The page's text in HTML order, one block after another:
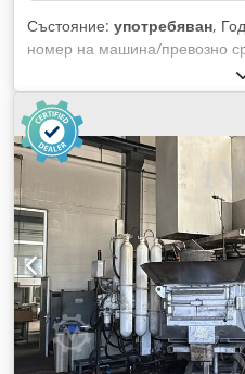
Състояние: употребяван,
номер на машина/превозно
затваряне: 13 000 kN, общо
със спрей устройство
излишни ръбове REIS TKP3,
на производство: 2004,
REIS V60, сериен номер:
2004, тегло на машината:
поддържане на
W1200SL, за една доза,
сериен номер: 7961, обем на
тегло: 3100 kg, отоплителна
е в експлоатация, не е
Ah Tek